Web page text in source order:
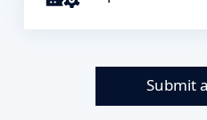
Submit